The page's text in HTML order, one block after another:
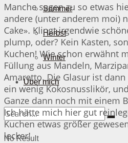
Sommer
Herbst
Winter
Über mich
No Result
Manche sagen zu so etwas
andere (unter anderem moi)
Cake». Klingt irgendwie
plump, oder? Kein Kasten,
Kuchen! Wie schon erwähnt
Füllung aus Mandeln,
Amaretto. Die Glasur ist
ein wenig Kokosnusslikör,
Ganze dann noch mit einem
Ich hätte mich hier gut
Kuchen etwas größer
lecker!